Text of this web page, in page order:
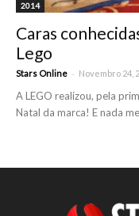
2014
Caras
Lego
Stars Online - Novembro 24,
A LEGO realizou, pela
Natal da marca! E nada